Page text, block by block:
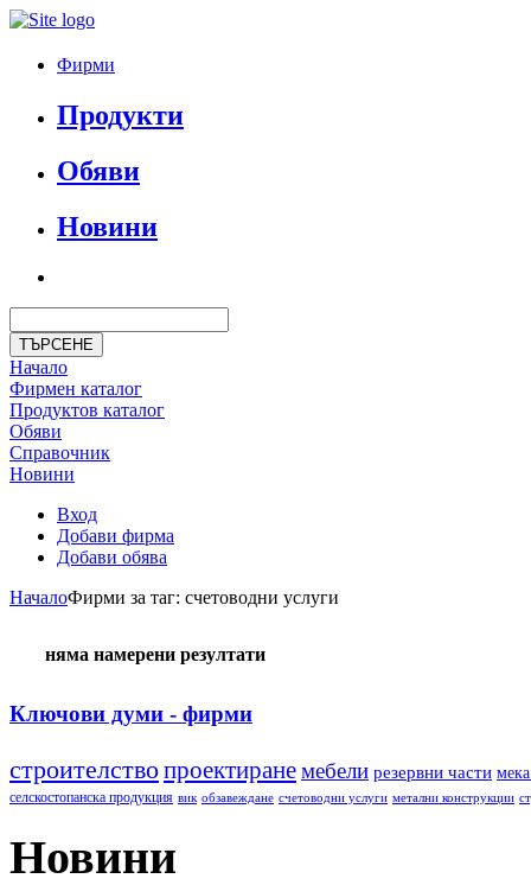
Фирми
Продукти
Обяви
Новини
Начало
Фирмен каталог
Продуктoв каталог
Обяви
Справочник
Новини
Вход
Добави фирма
Добави обява
НачалоФирми за таг: счетоводни услуги
няма намерени резултати
Ключови думи - фирми
строителствопроектиранемебели резервни части
селскостопанска продукция вик обзавеждане счетоводни услуги метални конструкции
Новини